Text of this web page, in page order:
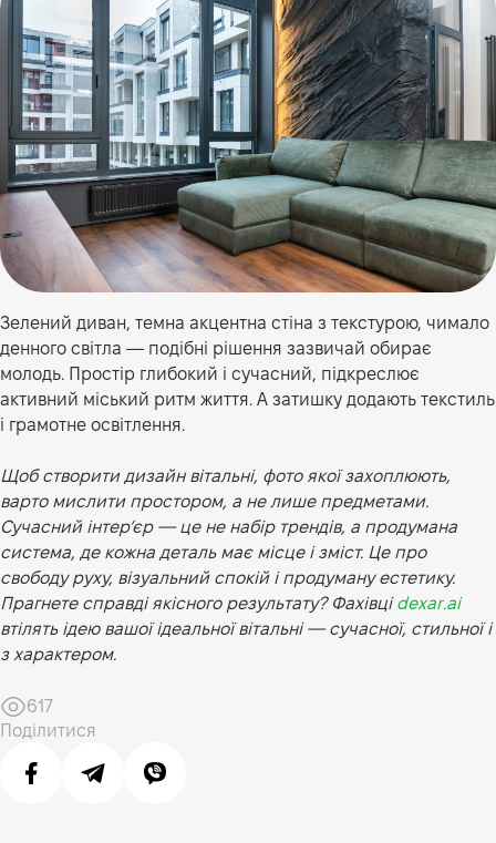
Зелений диван, темна акцентна стіна з текстурою, чимало
денного світла — подібні рішення зазвичай обирає
молодь. Простір глибокий і сучасний, підкреслює
активний міський ритм життя. А затишку додають текстиль
і грамотне освітлення.
Щоб створити дизайн вітальні, фото якої захоплюють,
варто мислити простором, а не лише предметами.
Сучасний інтер’єр — це не набір трендів, а продумана
система, де кожна деталь має місце і зміст. Це про
свободу руху, візуальний спокій і продуману естетику.
Прагнете справді якісного результату? Фахівціdexar.ai
втілять ідею вашої ідеальної вітальні — сучасної, стильної і
з характером.
617
Поділитися